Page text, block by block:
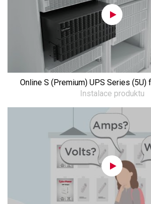
Online S (Premium) UPS Series (5U)
Instalace produktu